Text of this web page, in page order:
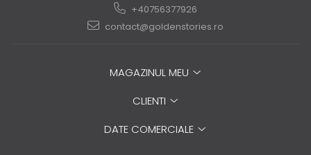
+40756377926
contact@goldenstories.ro
MAGAZINUL MEU
CLIENTI
DATE COMERCIALE